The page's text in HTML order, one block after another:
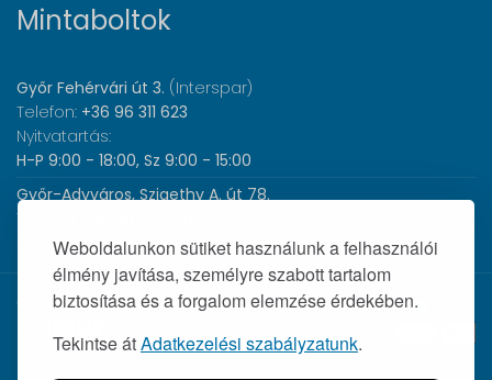
Weboldalunkon sütiket használunk a felhasználói
élmény javítása, személyre szabott tartalom
biztosítása és a forgalom elemzése érdekében.
Tekintse átAdatkezelési szabályzatunk.
Mintaboltok
Győr Fehérvári út 3. (Interspar)
Telefon: +36 96 311 623
Nyitvatartás:
H-P 9:00 - 18:00, Sz 9:00 - 15:00
Győr-Adyváros, Szigethy A. út 78.
Telefon:
Nyitvatartás:H-P 8:00 - 17:00
© 2026 Wolf Orvosi Műszer Kft. |